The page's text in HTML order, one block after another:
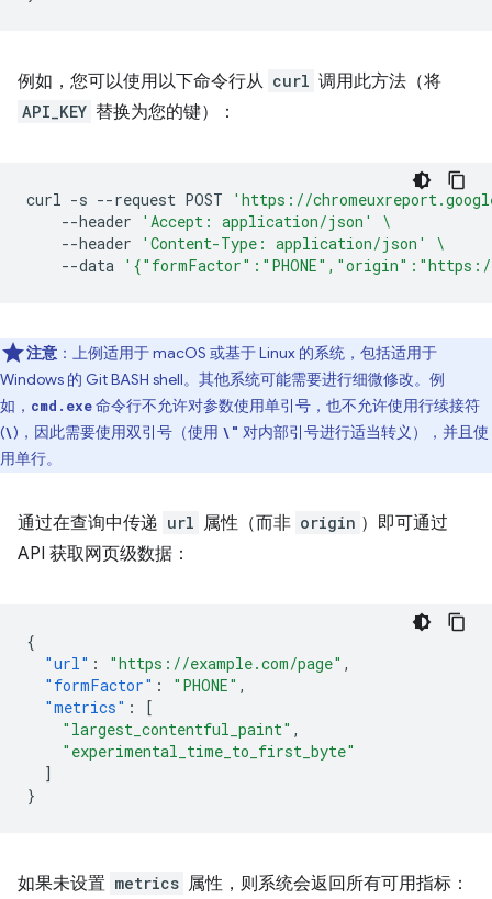
例如，您可以使用以下命令行从 curl 调用此方法（将
API_KEY 替换为您的键）：
curl -s --request POST
'https://
--header
'Accept: application/json'
\
--header
'Content-Type: application/json'
\
--data
注意 ：上例适用于 macOS 或基于 Linux 的系统，包括适用于
Windows 的 Git BASH shell。其他系统可能需要进行细微修改。例
如， cmd.exe命令行不允许对参数使用单引号，也不允许使用行续接符
(\)，因此需要使用双引号（使用 \" 对内部引号进行适当转义），并且使
用单行。
通过在查询中传递 url 属性（而非 origin ）即可通过
API 获取网页级数据：
{
"url" : "https://example.com/page" ,
"formFactor" : "PHONE" ,
"metrics" :
[
"largest_contentful_paint" ,
"experimental_time_to_first_byte"
]
}
如果未设置 metrics 属性，则系统会返回所有可用指标：